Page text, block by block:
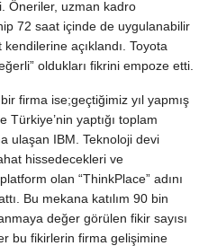
Öneriler, uzman kadro
72 saat içinde de uygulanabilir
kendilerine açıklandı. Toyota
oldukları fikrini empoze etti.
firma ise;geçtiğimiz yıl yapmış
yaptığı toplam
ulaşan IBM. Teknoloji devi
hissedecekleri ve
olan “ThinkPlace” adını
Bu mekana katılım 90 bin
değer görülen fikir sayısı
bu fikirlerin firma gelişimine